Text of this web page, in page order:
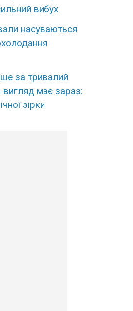
вибух
насуваються
за тривалий
вигляд має зараз:
зірки